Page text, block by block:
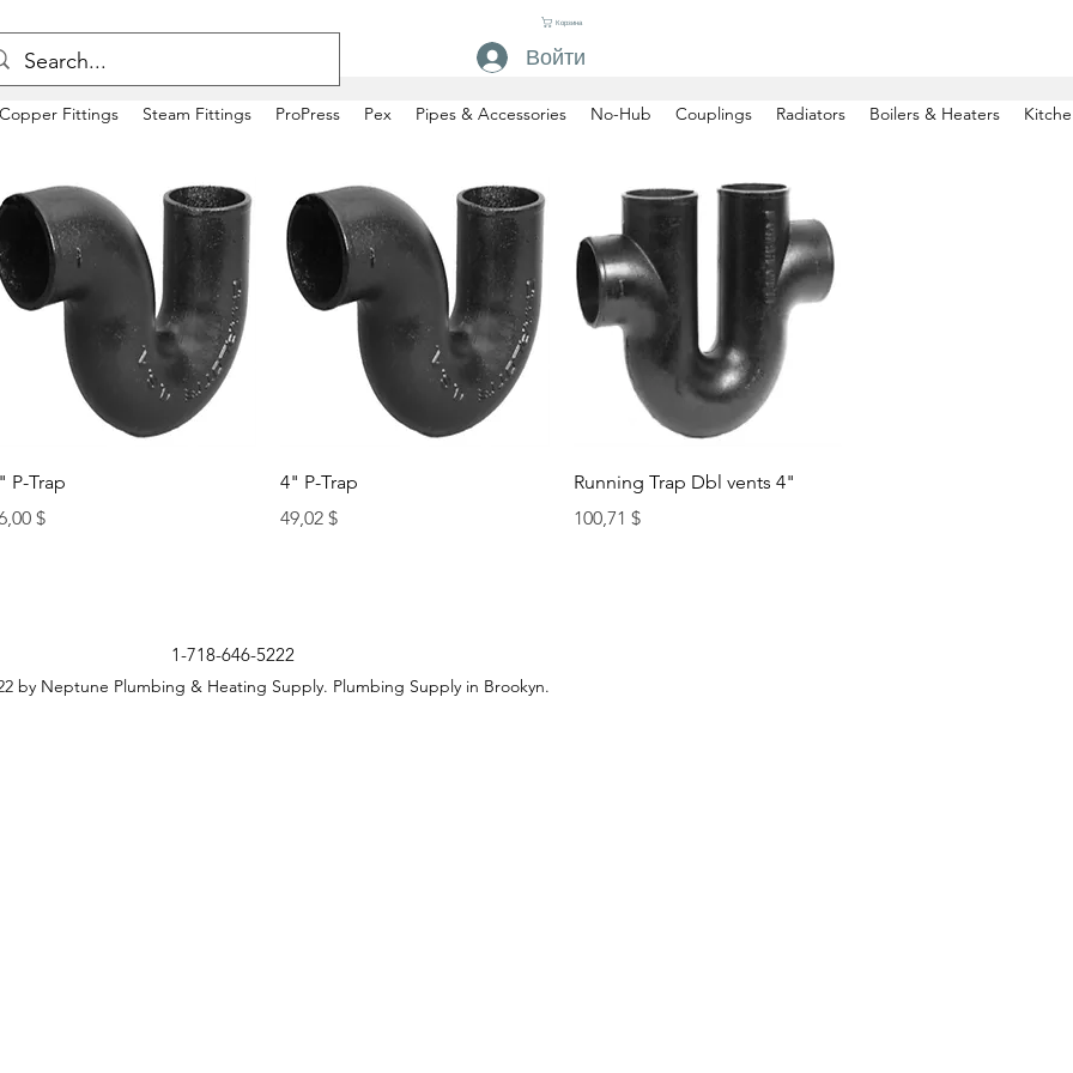
Корзина
Copper Fittings Steam Fittings ProPress Pex Pipes & Accessories No-Hub Couplings Radiators Boilers & Heaters
Войти
Быстрый просмотр
P-Trap
$
Быстрый просмотр
4" P-Trap
Цена
49,02 $
Быстрый просмотр
Running Trap Dbl vents 4"
Цена
100,71 $
1-718-646-5222
by Neptune Plumbing & Heating Supply. Plumbing Supply in Brookyn.